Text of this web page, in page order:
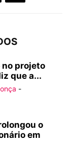
projeto
que a...
-
o
em